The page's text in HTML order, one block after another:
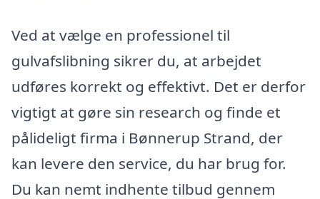
Ved at vælge en professionel til
gulvafslibning sikrer du, at arbejdet
udføres korrekt og effektivt. Det er derfor
vigtigt at gøre sin research og finde et
pålideligt firma i Bønnerup Strand, der
kan levere den service, du har brug for.
Du kan nemt indhente tilbud gennem